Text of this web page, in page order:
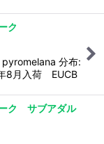
ク
分布:
8月入荷 EUCB
ク サブアダル